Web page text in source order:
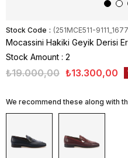
Stock Code (251MCE511-
Mocassini Hakiki Geyik Derisi
Stock Amount : 2
₺19.000,00 ₺13.300,00
We recommend these along with